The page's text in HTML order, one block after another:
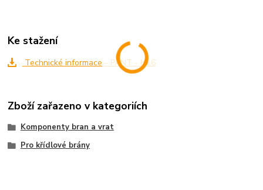
Ke stažení
Technické informace - PANT - H16
Zboží zařazeno v kategoriích
Komponenty bran a vrat
Pro křídlové brány